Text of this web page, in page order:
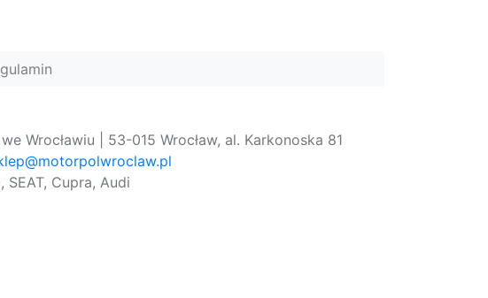
Wrocławiu | 53-015 Wrocław, al. Karkonoska 81
Cupra, Audi